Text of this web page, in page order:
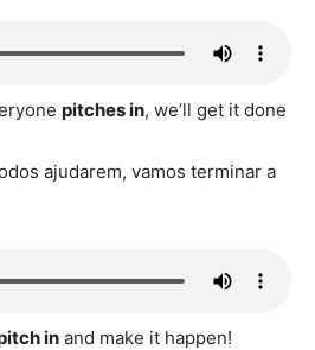
pitches in, we’ll get it done
ajudarem, vamos terminar a
in and make it happen!